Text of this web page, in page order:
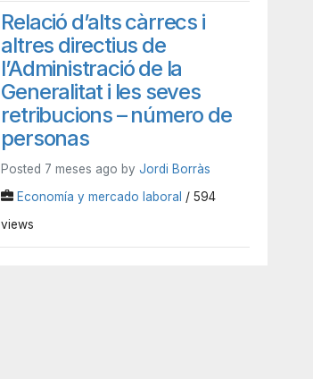
Relació d’alts càrrecs i
altres directius de
l’Administració de la
Generalitat i les seves
retribucions – número de
personas
Posted 7 meses ago byJordi Borràs
Economía y mercado laboral / 594
views